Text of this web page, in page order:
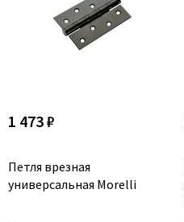
1 473 ₽
Петля врезная
универсальная Morelli